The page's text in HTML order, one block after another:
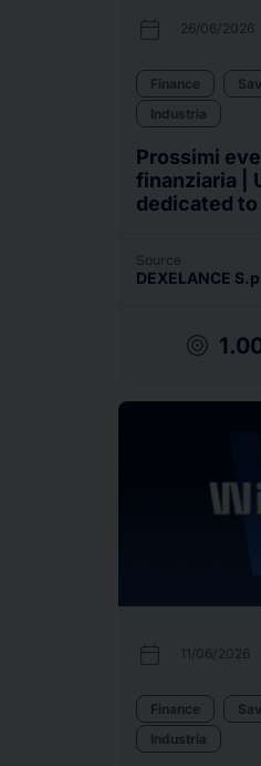
calendar_today 26/06/2026
Finance
Industria
Prossimi
finanziaria |
dedicated
Source
DEXELANCE
target
calendar_today 11/06/2026
Finance
Industria